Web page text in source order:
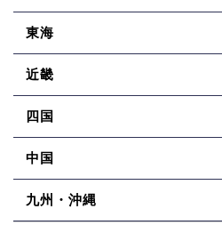
東海
近畿
四国
中国
九州・沖縄